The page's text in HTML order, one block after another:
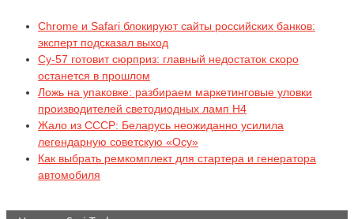
Chrome и Safari блокируют сайты российских банков:
эксперт подсказал выход
Су-57 готовит сюрприз: главный недостаток скоро
останется в прошлом
Ложь на упаковке: разбираем маркетинговые уловки
производителей светодиодных ламп H4
Жало из СССР: Беларусь неожиданно усилила
легендарную советскую «Осу»
Как выбрать ремкомплект для стартера и генератора
автомобиля